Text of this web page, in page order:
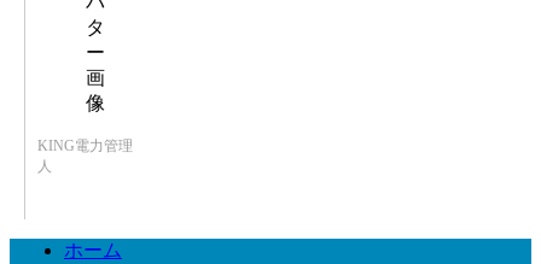
KING電力管理
人
ホーム